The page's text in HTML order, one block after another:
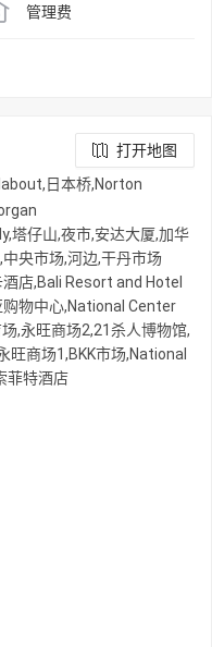
管理费
打开地图
日本桥,Norton
塔仔山,夜市,安达大厦,加华
央市场,河边,干丹市场
店,Bali Resort and Hotel
购物中心,National Center
,永旺商场2,21杀人博物馆,
旺商场1,BKK市场,National
菲特酒店